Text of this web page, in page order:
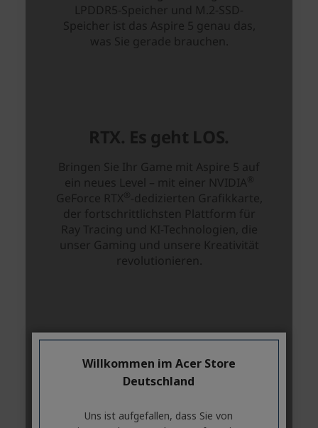
Willkommen im Acer Store
Deutschland
Uns ist aufgefallen, dass Sie von